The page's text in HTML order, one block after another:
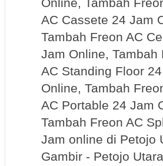
Online, Tambah
AC Cassete 24 Jam
Tambah Freon AC
Jam Online, Tambah
AC Standing Floor
Online, Tambah
AC Portable 24 Jam
Tambah Freon AC
Jam online di Petojo
Gambir - Petojo